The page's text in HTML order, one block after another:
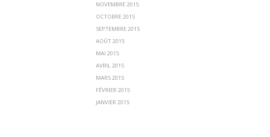
NOVEMBRE 2015
OCTOBRE 2015
SEPTEMBRE 2015
AOÛT 2015
MAI 2015
AVRIL 2015
MARS 2015
FÉVRIER 2015
JANVIER 2015